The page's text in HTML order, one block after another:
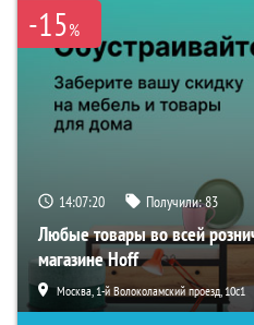
-15%
14:07:19 Получили:83
Любые товары во всей
магазине Hoff
Москва, 1-й Волоколамский проезд, 10с1